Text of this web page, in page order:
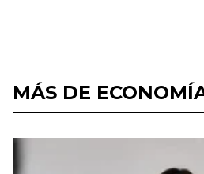
MÁS DE